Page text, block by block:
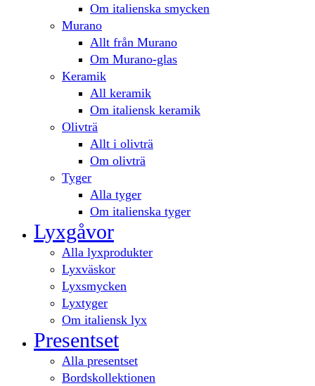
Om italienska smycken
Murano
Allt från Murano
Om Murano-glas
Keramik
All keramik
Om italiensk keramik
Olivträ
Allt i olivträ
Om olivträ
Tyger
Alla tyger
Om italienska tyger
Lyxgåvor
Alla lyxprodukter
Lyxväskor
Lyxsmycken
Lyxtyger
Om italiensk lyx
Presentset
Alla presentset
Bordskollektionen